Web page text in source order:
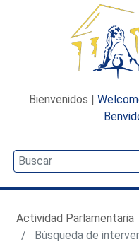
Bienvenidos |
Actividad Parlamentaria
Búsqueda de